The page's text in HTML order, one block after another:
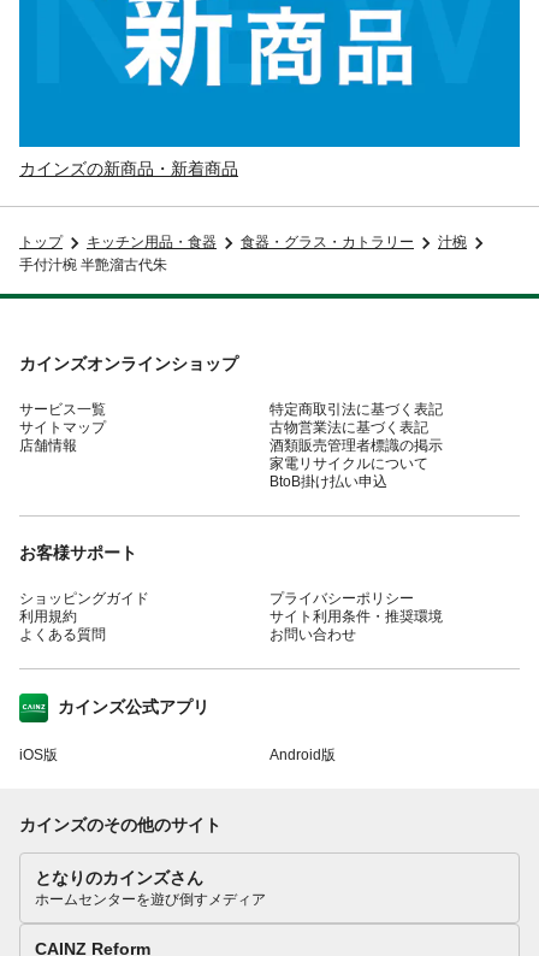
カインズの新商品・新着商品
トップ キッチン用品・食器 食器・グラス・カトラリー
汁椀
手付汁椀 半艶溜古代朱
カインズオンラインショップ
サービス一覧
サイトマップ
店舗情報
特定商取引法に基づく表記
古物営業法に基づく表記
酒類販売管理者標識の掲示
家電リサイクルについて
BtoB掛け払い申込
お客様サポート
ショッピングガイド
利用規約
よくある質問
プライバシーポリシー
サイト利用条件・推奨環境
お問い合わせ
カインズ公式アプリ
iOS版 Android版
カインズのその他のサイト
となりのカインズさん
ホームセンターを遊び倒すメディア
CAINZ Reform